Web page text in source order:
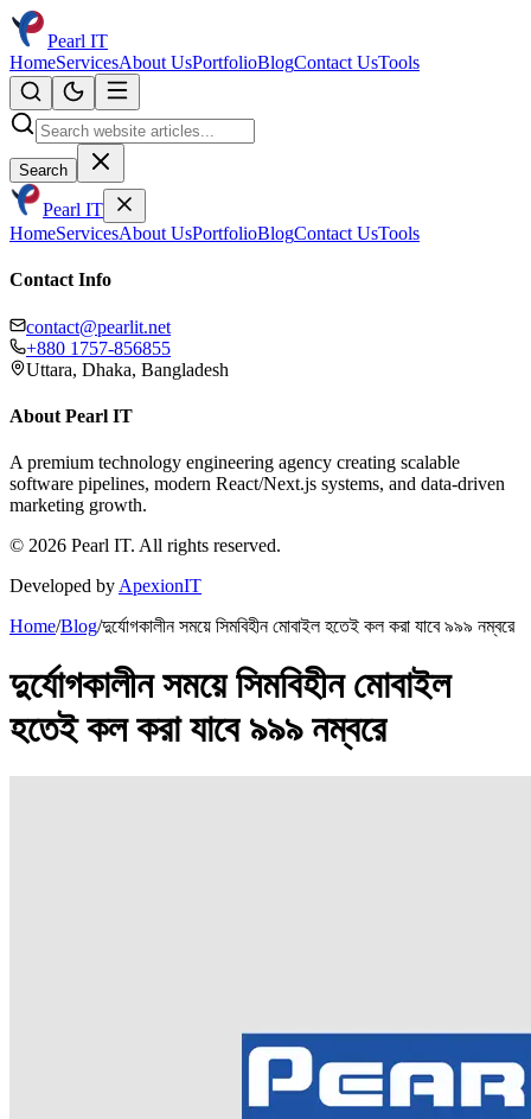
Pearl IT
HomeServicesAbout UsPortfolioBlogContact UsTools
Search
Pearl IT
HomeServicesAbout UsPortfolioBlogContact UsTools
Contact Info
contact@pearlit.net
+880 1757-856855
Uttara, Dhaka, Bangladesh
About Pearl IT
A premium technology engineering agency creating scalable
software pipelines, modern React/Next.js systems, and data-driven
marketing growth.
© 2026 Pearl IT. All rights reserved.
Developed by ApexionIT
Home/Blog/দুর্যোগকালীন সময়ে সিমবিহীন মোবাইল হতেই কল করা যাবে ৯৯৯ নম্বরে
দুর্যোগকালীন সময়ে সিমবিহীন মোবাইল
হতেই কল করা যাবে ৯৯৯ নম্বরে